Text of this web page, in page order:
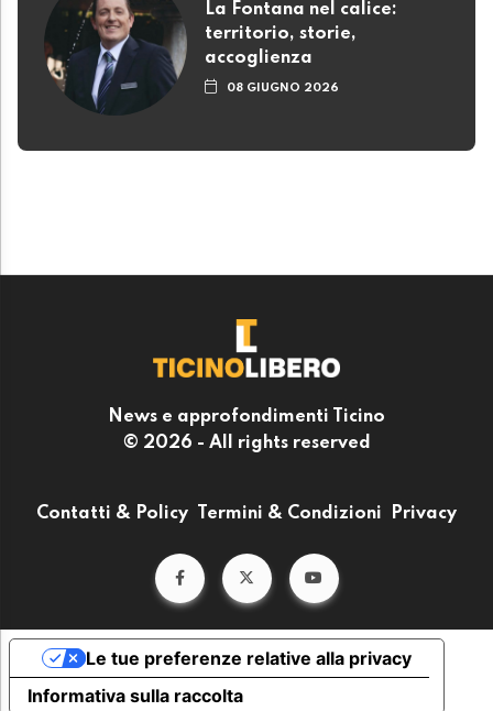
La Fontana nel calice:
territorio, storie,
accoglienza
08 GIUGNO 2026
News e approfondimenti Ticino
© 2026 - All rights reserved
Contatti & Policy Termini & Condizioni Privacy
Informativa sulla raccolta
Le tue preferenze relative alla privacy